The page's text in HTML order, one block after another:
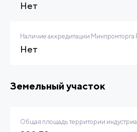
Нет
Наличие аккредитации Минпромторга
Нет
Земельный участок
Общая площадь территории